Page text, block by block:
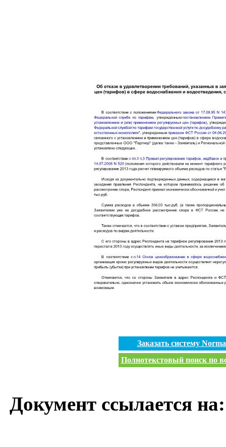
Заказать систему
Полнотекстовый поиск по
Документ ссылается на: